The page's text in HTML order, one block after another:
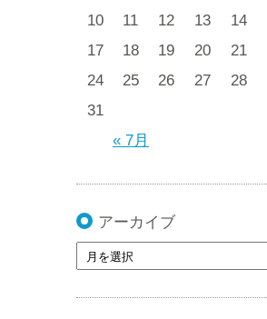
« 7月
10
11 12 13 14
17
18 19 20 21
24
25 26 27 28
31
アーカイブ